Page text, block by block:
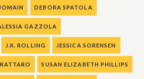
DEBORA SPATOLA
GAZZOLA
J.K. ROLLING JESSICA SORENSEN
SUSAN ELIZABETH PHILLIPS